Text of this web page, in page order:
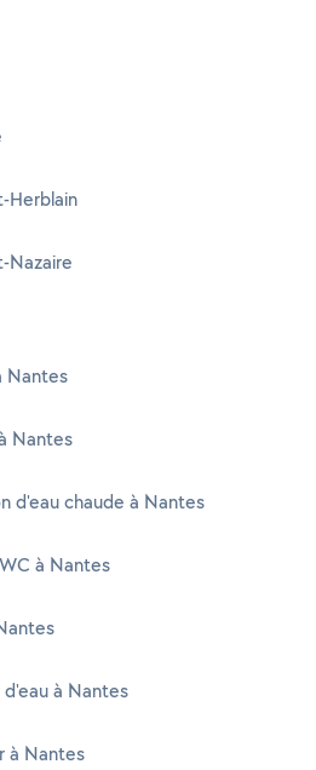
Herblain
Nazaire
Nantes
Nantes
d'eau chaude à Nantes
à Nantes
à Nantes
à Nantes